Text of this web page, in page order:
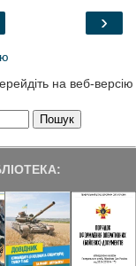
›
на веб-версію